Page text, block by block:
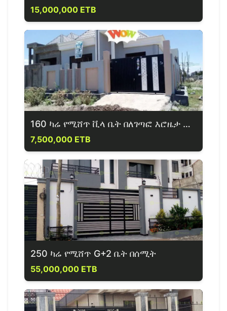
15,000,000 ETB
160 ካሬ የሚሸጥ ቪላ ቤት በለገጣፎ እሮዜታ ጀርባ
7,500,000 ETB
250 ካሬ የሚሸጥ G+2 ቤት በሰሚት
55,000,000 ETB